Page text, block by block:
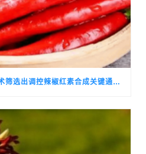
遗传转化和靶向代谢组学技术筛选出调控辣椒红素合成关键通路基因的候选转录因子CALSH10